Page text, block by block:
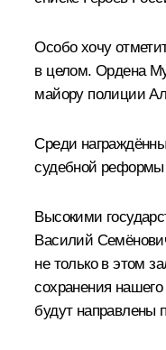
Особо хочу
в целом. Ордена
майору полиции
Среди
судебной реформы
Высокими
Василий
не только в этом
сохранения
будут направлены